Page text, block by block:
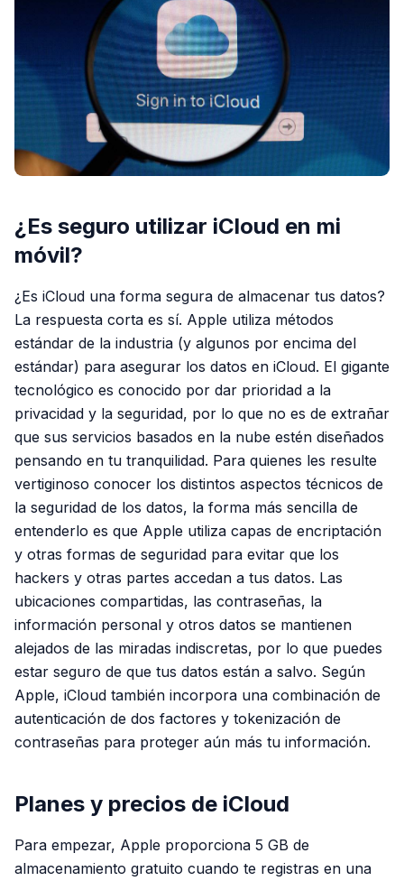
¿Es seguro utilizar iCloud en mi
móvil?
¿Es iCloud una forma segura de almacenar tus datos?
La respuesta corta es sí. Apple utiliza métodos
estándar de la industria (y algunos por encima del
estándar) para asegurar los datos en iCloud. El gigante
tecnológico es conocido por dar prioridad a la
privacidad y la seguridad, por lo que no es de extrañar
que sus servicios basados en la nube estén diseñados
pensando en tu tranquilidad. Para quienes les resulte
vertiginoso conocer los distintos aspectos técnicos de
la seguridad de los datos, la forma más sencilla de
entenderlo es que Apple utiliza capas de encriptación
y otras formas de seguridad para evitar que los
hackers y otras partes accedan a tus datos. Las
ubicaciones compartidas, las contraseñas, la
información personal y otros datos se mantienen
alejados de las miradas indiscretas, por lo que puedes
estar seguro de que tus datos están a salvo. Según
Apple, iCloud también incorpora una combinación de
autenticación de dos factores y tokenización de
contraseñas para proteger aún más tu información.
Planes y precios de iCloud
Para empezar, Apple proporciona 5 GB de
almacenamiento gratuito cuando te registras en una